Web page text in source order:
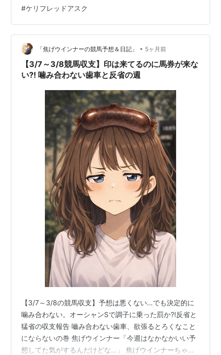
#ケリフレッドアスク
「焦げウインナーの競馬予想＆日記」 • 5ヶ月前
【3/7～3/8競馬収支】印は来てるのに馬券が来な
い⁈ 噛み合わない歯車と反省の週
【3/7～3/8の競馬収支】予想は悪くない…でも決定的に
噛み合わない。オーシャンSで調子に乗った罰か⁈反省と
猛省の収支報告 嚙み合わない歯車、欲張るとろくなこと
にならないの巻 焦げウインナー「今週はなかなかいい予
想してた気がするんだけどな…」 焦げウインナーちゃん